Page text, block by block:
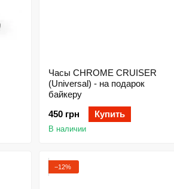
Часы CHROME CRUISER
(Universal) - на подарок
байкеру
450 грн
Купить
В наличии
−12%